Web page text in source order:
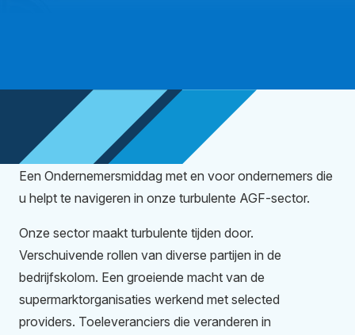
Een Ondernemersmiddag met en voor ondernemers die
u helpt te navigeren in onze turbulente AGF-sector.
Onze sector maakt turbulente tijden door.
Verschuivende rollen van diverse partijen in de
bedrijfskolom. Een groeiende macht van de
supermarktorganisaties werkend met selected
providers. Toeleveranciers die veranderen in